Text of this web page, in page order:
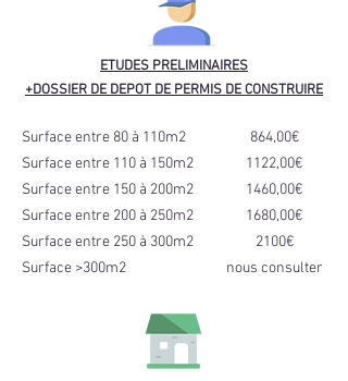
ETUDES PRELIMINAIRES
+DOSSIER DE DEPOT DE PERMIS DE CONSTRUIRE
Surface entre 80 à 110m2
Surface entre 110 à 150m2
Surface entre 150 à 200m2
Surface entre 200 à 250m2
Surface entre 250 à 300m2
Surface >300m2
864,00€
1122,00€
1460,00€
1680,00€
2100€
nous consulter